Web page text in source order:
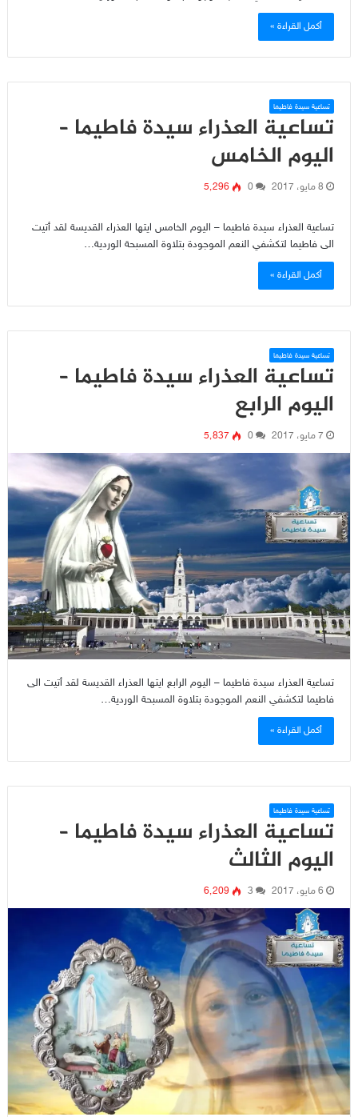
أكمل القراءة »
تساعية سيدة فاطيما
تساعية العذراء سيدة فاطيما –
اليوم الخامس
8 مايو، 2017 0 5٬296
تساعية العذراء سيدة فاطيما – اليوم الخامس ايتها العذراء القديسة لقد أتيت
الى فاطيما لتكشفي النعم الموجودة بتلاوة المسبحة الوردية…
أكمل القراءة »
تساعية سيدة فاطيما
تساعية العذراء سيدة فاطيما –
اليوم الرابع
7 مايو، 2017 0 5٬837
تساعية العذراء سيدة فاطيما – اليوم الرابع ايتها العذراء القديسة لقد أتيت الى
فاطيما لتكشفي النعم الموجودة بتلاوة المسبحة الوردية…
أكمل القراءة »
تساعية سيدة فاطيما
تساعية العذراء سيدة فاطيما –
اليوم الثالث
6 مايو، 2017 3 6٬209